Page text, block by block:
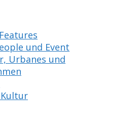
und Event
Urbanes und